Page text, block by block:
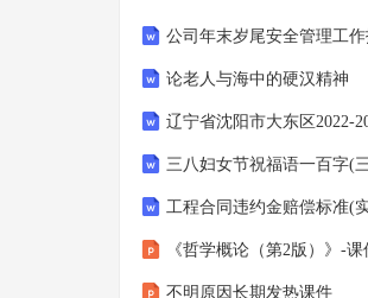
论老人与海中的硬汉精神
三八妇女节祝福语一百字(
不明原因长期发热课件